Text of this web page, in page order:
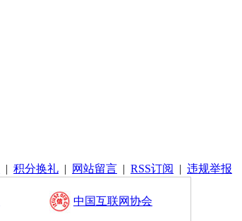
| 积分换礼 | 网站留言 | RSS订阅 | 违规举报
中国互联网协会